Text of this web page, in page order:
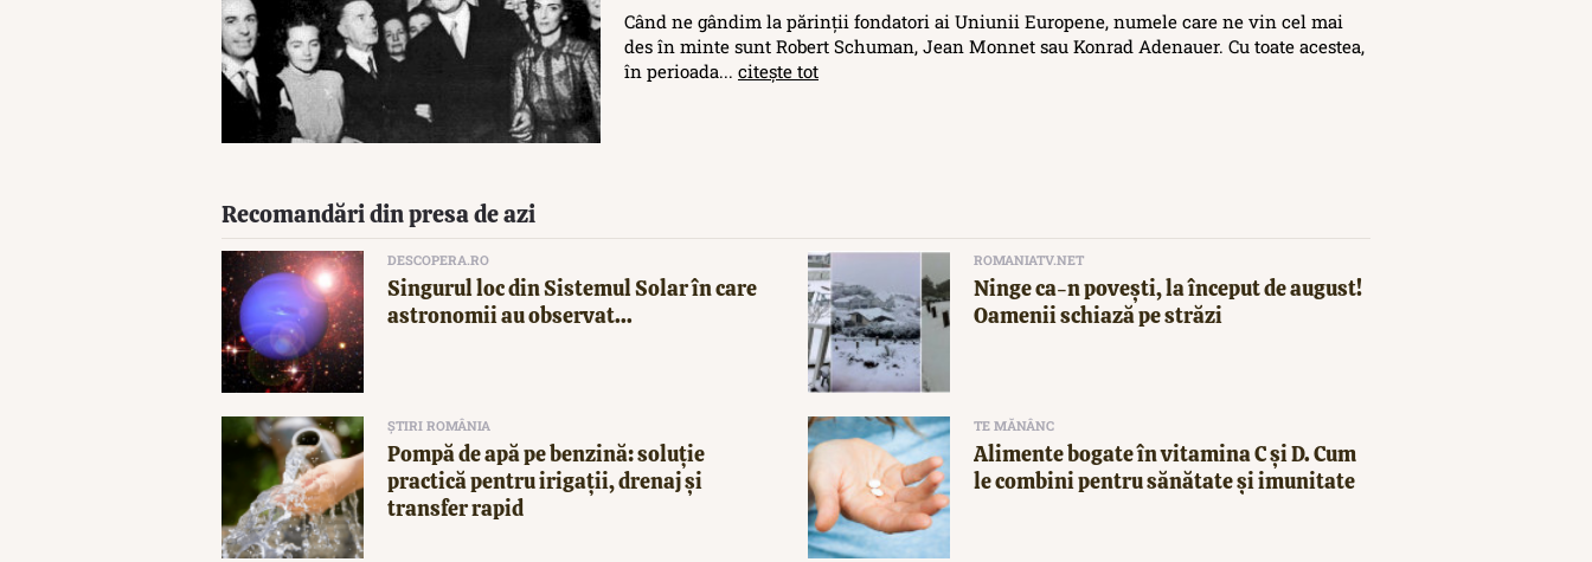
Când ne gândim la părinții fondatori ai Uniunii Europene, numele care ne vin cel mai
des în minte sunt Robert Schuman, Jean Monnet sau Konrad Adenauer. Cu toate acestea,
în perioada... citește tot
Recomandări din presa de azi
DESCOPERA.RO
Singurul loc din Sistemul Solar în care
astronomii au observat...
ROMANIATV.NET
Ninge ca-n povești, la început de august!
Oamenii schiază pe străzi
ȘTIRI ROMÂNIA
Pompă de apă pe benzină: soluție
practică pentru irigații, drenaj și
transfer rapid
TE MĂNÂNC
Alimente bogate în vitamina C și D. Cum
le combini pentru sănătate și imunitate